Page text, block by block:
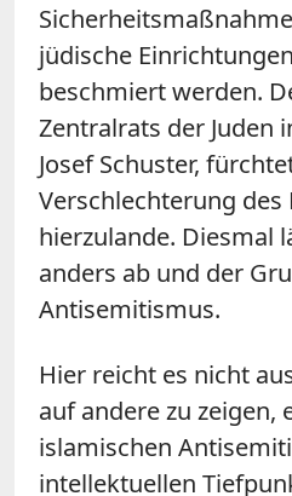
jüdische
beschmiert werden.
Zentralrats der Juden
Josef Schuster,
Verschlechterung des
hierzulande. Diesmal
anders ab und der
Antisemitismus.
Hier reicht es nicht
auf andere zu zeigen,
islamischen
intellektuellen